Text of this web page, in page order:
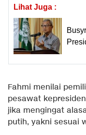
Lihat Juga :
Fahmi menilai
pesawat
jika mengingat
putih, yakni sesuai